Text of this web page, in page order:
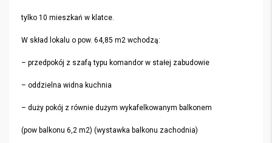
tylko 10 mieszkań w klatce.
W skład lokalu o pow. 64,85 m2 wchodzą:
– przedpokój z szafą typu komandor w stałej zabudowie
– oddzielna widna kuchnia
– duży pokój z równie dużym wykafelkowanym balkonem
(pow balkonu 6,2 m2) (wystawka balkonu zachodnia)